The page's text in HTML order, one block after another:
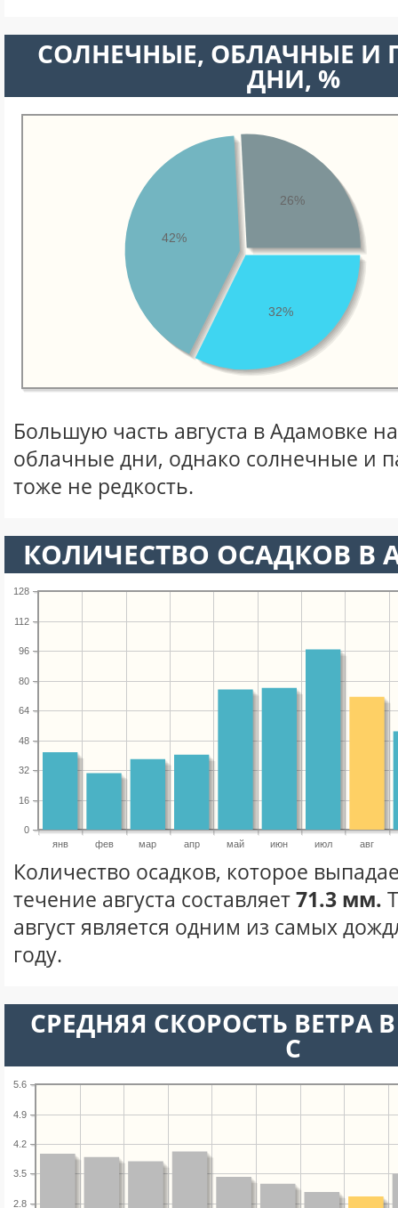
CОЛНЕЧНЫЕ, ОБЛАЧНЫЕ И
ДНИ, %
32%
42%
26%
Большую часть августа в Адамовке
облачные дни, однако солнечные и
тоже не редкость.
КОЛИЧЕСТВО ОСАДКОВ В
янв фев мар апр май июн июл авг
0
16
32
48
64
80
96
112
128
Количество осадков, которое
течение августа составляет71.3 мм.
август является одним из самых
году.
СРЕДНЯЯ СКОРОСТЬ ВЕТРА
С
2.8
3.5
4.2
4.9
5.6